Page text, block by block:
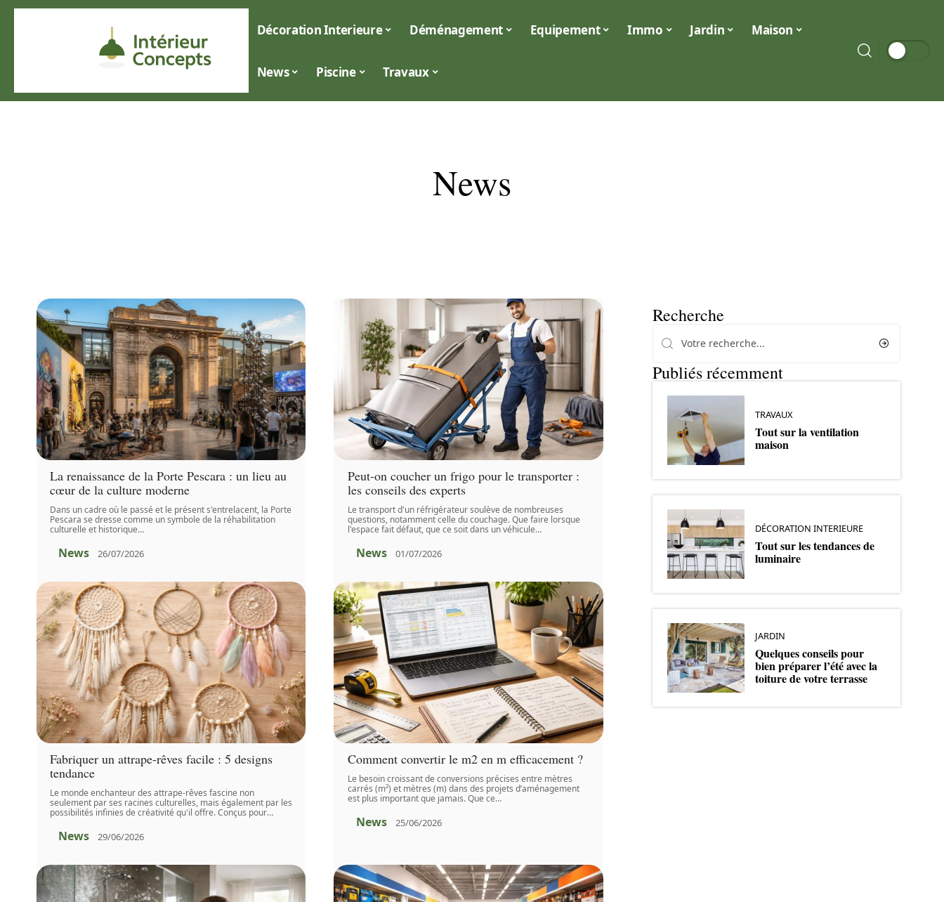
Décoration Interieure Déménagement Equipement Immo Jardin Maison
News Piscine Travaux
News
La renaissance de la Porte Pescara : un lieu au
cœur de la culture moderne
Dans un cadre où le passé et le présent s'entrelacent, la Porte
Pescara se dresse comme un symbole de la réhabilitation
culturelle et historique…
News 26/07/2026
Peut-on coucher un frigo pour le transporter :
les conseils des experts
Le transport d'un réfrigérateur soulève de nombreuses
questions, notamment celle du couchage. Que faire lorsque
l'espace fait défaut, que ce soit dans un véhicule…
News 01/07/2026
Fabriquer un attrape-rêves facile : 5 designs
tendance
Le monde enchanteur des attrape-rêves fascine non
seulement par ses racines culturelles, mais également par les
possibilités infinies de créativité qu'il offre. Conçus pour…
News 29/06/2026
Comment convertir le m2 en m efficacement ?
Le besoin croissant de conversions précises entre mètres
carrés (m²) et mètres (m) dans des projets d’aménagement
est plus important que jamais. Que ce…
News 25/06/2026
Recherche
Publiés récemment
TRAVAUX
Tout sur la ventilation
maison
DÉCORATION INTERIEURE
Tout sur les tendances de
luminaire
JARDIN
Quelques conseils pour
bien préparer l’été avec la
toiture de votre terrasse